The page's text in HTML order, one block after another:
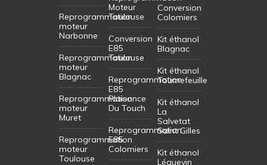
Reprogrammation
moteur
Narbonne
Reprogrammation
moteur
Blagnac
Reprogrammation
moteur
Muret
Reprogrammation
moteur
Toulouse
Moteur
Toulouse
Conversion
E85
Toulouse
Reprogrammation
E85
Plaisance
Du Touch
Reprogrammation
E85
Colomiers
Conversion
Colomiers
Kit éthanol
Blagnac
Kit éthanol
Tournefeuille
Kit éthanol
La
Salvetat
Saint Gilles
Kit éthanol
Léguevin